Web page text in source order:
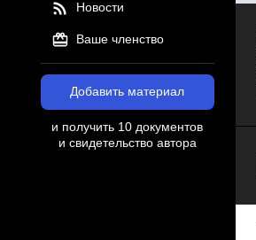
Новости
Ваше членство
Добавить материал
и получить 10 документов
и свидетельство автора